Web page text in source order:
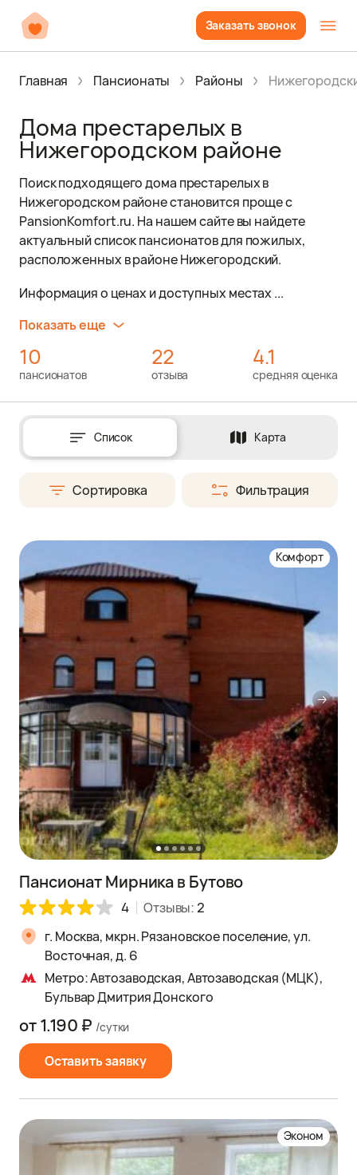
Заказать звонок
Главная Пансионаты Районы
Дома престарелых в
Нижегородском районе
Поиск подходящего дома престарелых в
Нижегородском районе становится проще с
PansionKomfort.ru. На нашем сайте вы найдете
актуальный список пансионатов для пожилых,
расположенных в районе Нижегородский.
Информация о ценах и доступных местах ...
Показать еще
10
пансионатов
22
отзыва
4.1
средняя оценка
Сортировка Фильтрация
Список Карта
Комфорт
Пансионат Мирника в Бутово
4 Отзывы: 2
г. Москва, мкрн. Рязановское поселение, ул.
Восточная, д. 6
Метро: Автозаводская, Автозаводская (МЦК),
Бульвар Дмитрия Донского
Оставить заявку
от 1.190 ₽ /сутки
Эконом